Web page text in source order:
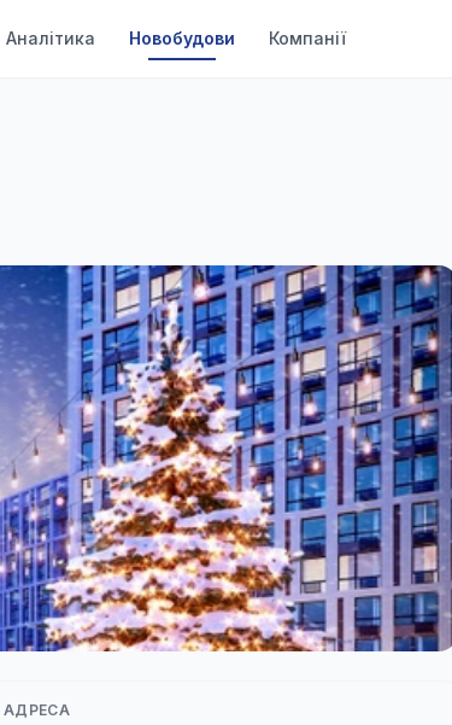
Аналітика Новобудови Компанії
АДРЕСА